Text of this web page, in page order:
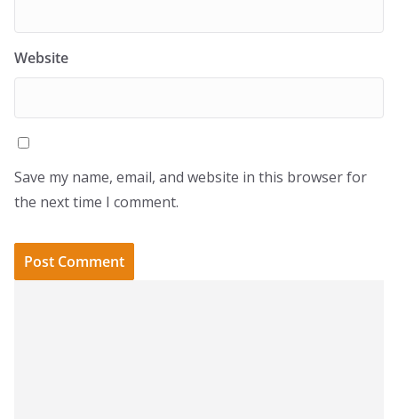
Website
Save my name, email, and website in this browser for
the next time I comment.